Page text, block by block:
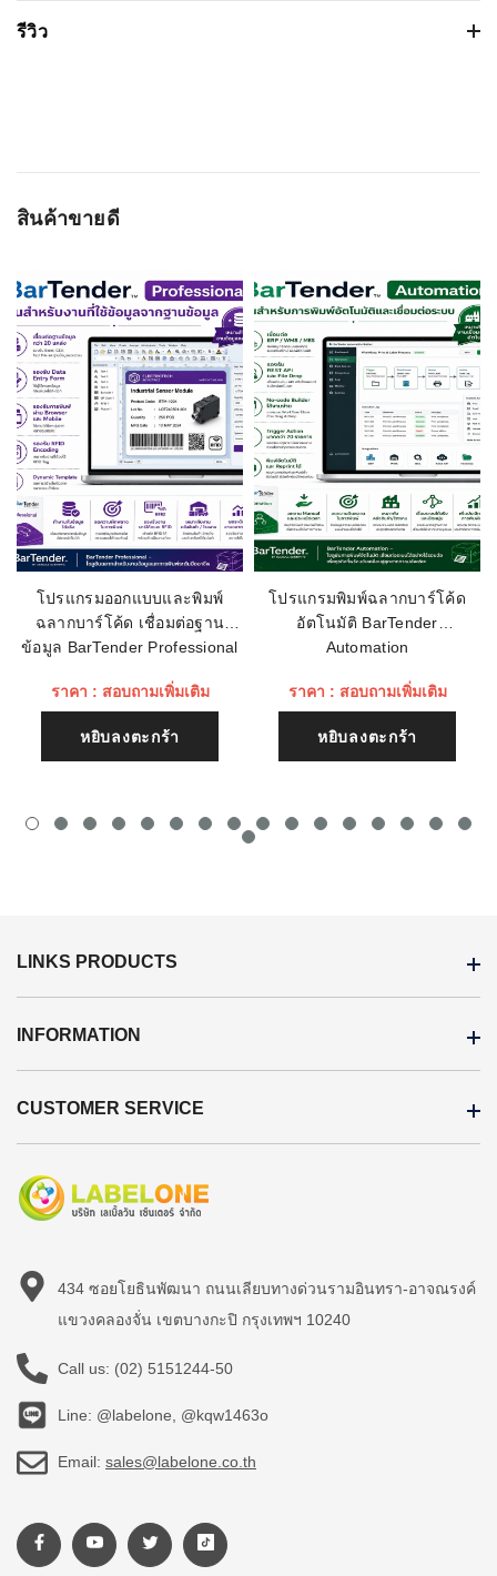
ความยาวในการ
พิมพ์:
in./54 mm
Ram (หน่วย
ความจำหลัก):
512 MB Flash; 256 MB DDR3 SDRAM
การเชื่อมต่อ: USB 2.0, USB Host, Ethernet Port
ความละเอียดใน
การพิมพ์:
203 dpi (8 จุด/มม), 300 dpi: (12 จุด/มม)
รีวิว
WRITE A REVIEW
อีเมลล์
เรทติ่ง
ชื่อหัวข้อรีวิว
เนื้อหา (1500)
สินค้าขายดี
โปรแกรมออกแบบและพิมพ์
ฉลากบาร์โค้ด เชื่อมต่อฐาน
ข้อมูล BarTender Professional
ราคา : สอบถามเพิ่มเติม
หยิบลงตะกร้า
โปรแกรมพิมพ์ฉลากบาร์โค้ด
อัตโนมัติ BarTender
Automation
ราคา : สอบถามเพิ่มเติม
หยิบลงตะกร้า
LINKS PRODUCTS
INFORMATION
CUSTOMER SERVICE
434 ซอยโยธินพัฒนา ถนนเลียบทางด่วนรามอินทรา-อาจณรงค์
แขวงคลองจั่น เขตบางกะปิ กรุงเทพฯ 10240
Call us: (02) 5151244-50
Line: @labelone, @kqw1463o
Email: sales@labelone.co.th